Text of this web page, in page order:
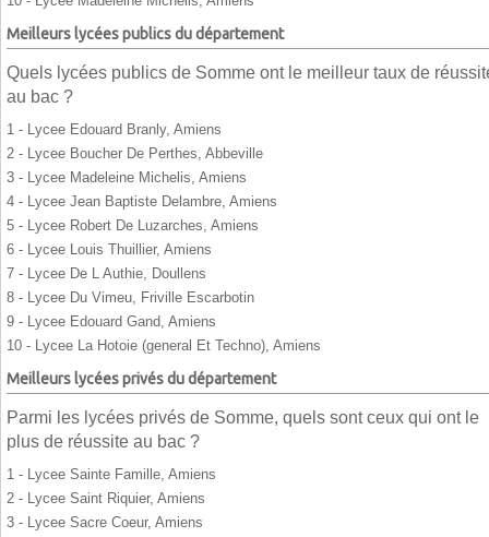
Meilleurs lycées publics du département
Quels lycées publics de Somme ont le meilleur taux de
au bac ?
1 - Lycee Edouard Branly, Amiens
2 - Lycee Boucher De Perthes, Abbeville
3 - Lycee Madeleine Michelis, Amiens
4 - Lycee Jean Baptiste Delambre, Amiens
5 - Lycee Robert De Luzarches, Amiens
6 - Lycee Louis Thuillier, Amiens
7 - Lycee De L Authie, Doullens
8 - Lycee Du Vimeu, Friville Escarbotin
9 - Lycee Edouard Gand, Amiens
10 - Lycee La Hotoie (general Et Techno), Amiens
Meilleurs lycées privés du département
Parmi les lycées privés de Somme, quels sont ceux qui ont le
plus de réussite au bac ?
1 - Lycee Sainte Famille, Amiens
2 - Lycee Saint Riquier, Amiens
3 - Lycee Sacre Coeur, Amiens